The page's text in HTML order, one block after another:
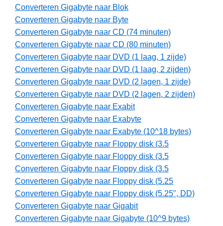
Converteren Gigabyte naar Blok
Converteren Gigabyte naar Byte
Converteren Gigabyte naar CD (74 minuten)
Converteren Gigabyte naar CD (80 minuten)
Converteren Gigabyte naar DVD (1 laag, 1 zijde)
Converteren Gigabyte naar DVD (1 laag, 2 zijden)
Converteren Gigabyte naar DVD (2 lagen, 1 zijde)
Converteren Gigabyte naar DVD (2 lagen, 2 zijden)
Converteren Gigabyte naar Exabit
Converteren Gigabyte naar Exabyte
Converteren Gigabyte naar Exabyte (10^18 bytes)
Converteren Gigabyte naar Floppy disk (3.5
Converteren Gigabyte naar Floppy disk (3.5
Converteren Gigabyte naar Floppy disk (3.5
Converteren Gigabyte naar Floppy disk (5.25
Converteren Gigabyte naar Floppy disk (5.25", DD)
Converteren Gigabyte naar Gigabit
Converteren Gigabyte naar Gigabyte (10^9 bytes)